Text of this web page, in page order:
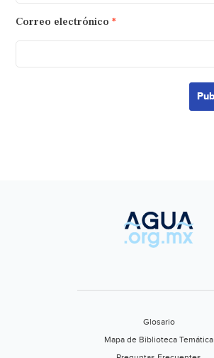
Correo electrónico *
Glosario
Mapa de Biblioteca Temática